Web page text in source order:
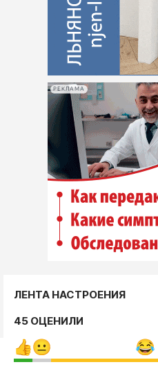
РЕКЛАМА
ЛЕНТА НАСТРОЕНИЯ
45 ОЦЕНИЛИ